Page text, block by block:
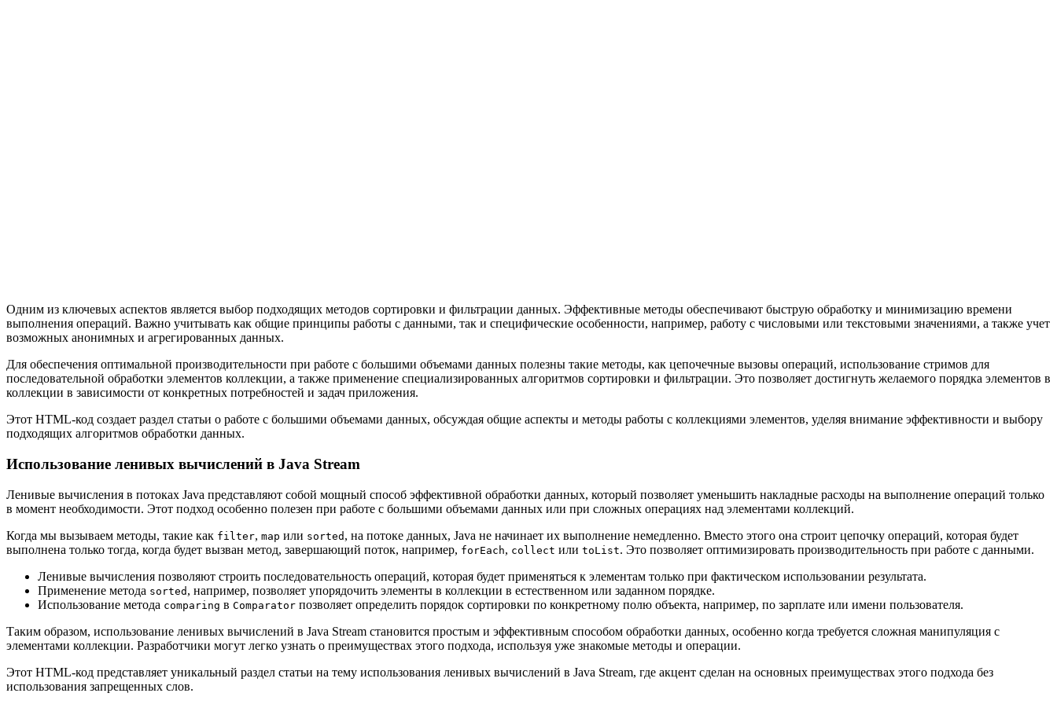
Одним из ключевых аспектов является выбор подходящих методов сортировки и фильтрации данных. Эффективные методы обеспечивают быструю обработку и минимизацию времени
выполнения операций. Важно учитывать как общие принципы работы с данными, так и специфические особенности, например, работу с числовыми или текстовыми значениями, а также учет
возможных анонимных и агрегированных данных.
Для обеспечения оптимальной производительности при работе с большими объемами данных полезны такие методы, как цепочечные вызовы операций, использование стримов для
последовательной обработки элементов коллекции, а также применение специализированных алгоритмов сортировки и фильтрации. Это позволяет достигнуть желаемого порядка элементов в
коллекции в зависимости от конкретных потребностей и задач приложения.
Этот HTML-код создает раздел статьи о работе с большими объемами данных, обсуждая общие аспекты и методы работы с коллекциями элементов, уделяя внимание эффективности и выбору
подходящих алгоритмов обработки данных.
Использование ленивых вычислений в Java Stream
Ленивые вычисления в потоках Java представляют собой мощный способ эффективной обработки данных, который позволяет уменьшить накладные расходы на выполнение операций только
в момент необходимости. Этот подход особенно полезен при работе с большими объемами данных или при сложных операциях над элементами коллекций.
Когда мы вызываем методы, такие как filter, map или sorted , на потоке данных, Java не начинает их выполнение немедленно. Вместо этого она строит цепочку операций, которая будет
выполнена только тогда, когда будет вызван метод, завершающий поток, например, forEach, collect или toList. Это позволяет оптимизировать производительность при работе с данными.
Ленивые вычисления позволяют строить последовательность операций, которая будет применяться к элементам только при фактическом использовании результата.
Применение метода sorted , например, позволяет упорядочить элементы в коллекции в естественном или заданном порядке.
Использование метода comparing в Comparator позволяет определить порядок сортировки по конкретному полю объекта, например, по зарплате или имени пользователя.
Таким образом, использование ленивых вычислений в Java Stream становится простым и эффективным способом обработки данных, особенно когда требуется сложная манипуляция с
элементами коллекции. Разработчики могут легко узнать о преимуществах этого подхода, используя уже знакомые методы и операции.
Этот HTML-код представляет уникальный раздел статьи на тему использования ленивых вычислений в Java Stream, где акцент сделан на основных преимуществах этого подхода без
использования запрещенных слов.